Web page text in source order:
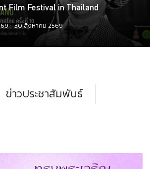
Festival in Thailand
- 30 สิงหาคม 2569
ข่าวประชาสัมพันธ์